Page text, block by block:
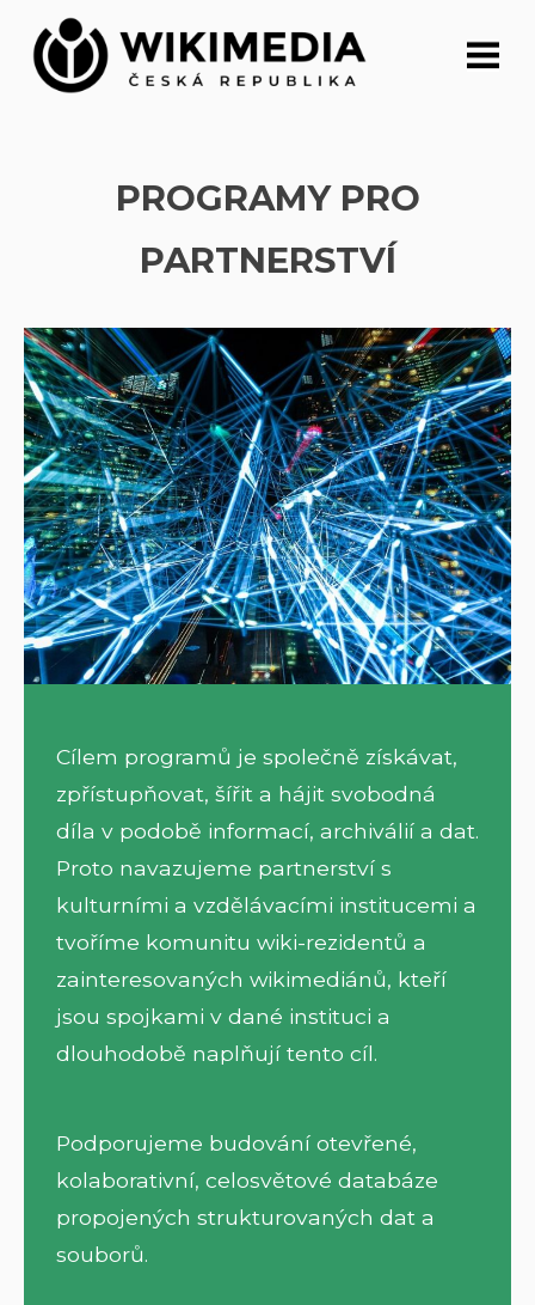
Přeskočit
obsah
PROGRAMY PRO
PARTNERSTVÍ
Cílem programů je společně získávat,
zpřístupňovat, šířit a hájit svobodná
díla v podobě informací, archiválií a dat.
Proto navazujeme partnerství s
kulturními a vzdělávacími institucemi a
tvoříme komunitu wiki-rezidentů a
zainteresovaných wikimediánů, kteří
jsou spojkami v dané instituci a
dlouhodobě naplňují tento cíl.
Podporujeme budování otevřené,
kolaborativní, celosvětové databáze
propojených strukturovaných dat a
souborů.